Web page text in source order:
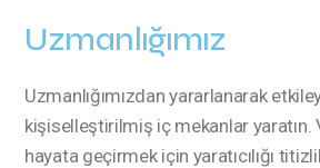
Uzmanlığımız
Uzmanlığımızdan yararlanarak
kişiselleştirilmiş iç mekanlar yaratın.
hayata geçirmek için yaratıcılığı